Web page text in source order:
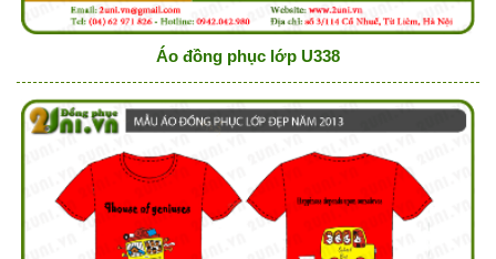
Áo đồng phục lớp U338